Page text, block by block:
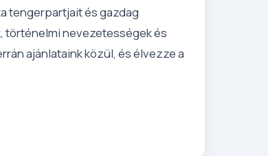
tengerpartjait és gazdag
történelmi nevezetességek és
ajánlataink közül, és élvezze a